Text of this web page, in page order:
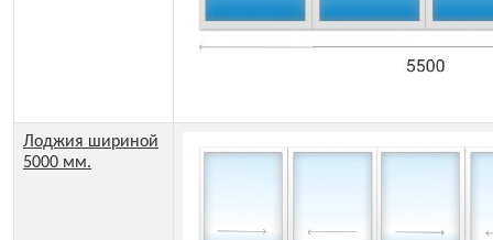
Лоджия шириной
5000 мм.